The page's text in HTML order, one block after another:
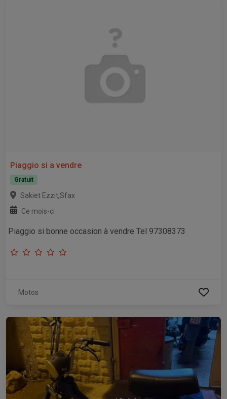
Piaggio si a vendre
Gratuit
Sakiet Ezzit,Sfax
Ce mois-ci
Piaggio si bonne occasion à vendre Tel 97308373
Motos